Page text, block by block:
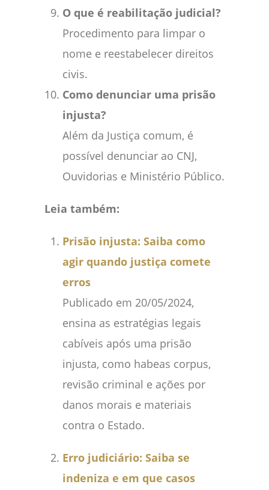
O que é reabilitação judicial?
Procedimento para limpar o
nome e reestabelecer direitos
civis.
Como denunciar uma prisão
injusta?
Além da Justiça comum, é
possível denunciar ao CNJ,
Ouvidorias e Ministério Público.
Leia também:
Prisão injusta: Saiba como
agir quando justiça comete
erros
Publicado em 20/05/2024,
ensina as estratégias legais
cabíveis após uma prisão
injusta, como habeas corpus,
revisão criminal e ações por
danos morais e materiais
contra o Estado.
Erro judiciário: Saiba se
indeniza e em que casos